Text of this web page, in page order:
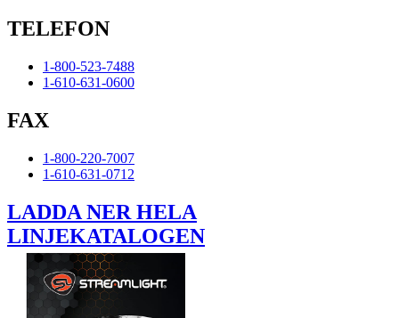
TELEFON
1-800-523-7488
1-610-631-0600
FAX
1-800-220-7007
1-610-631-0712
LADDA NER HELA
LINJEKATALOGEN